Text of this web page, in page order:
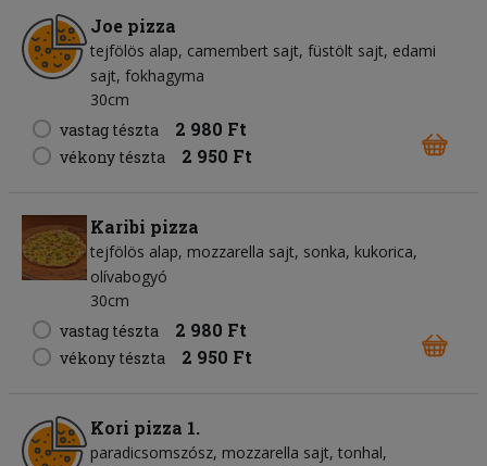
Joe pizza
tejfölös alap camembert sajt füstölt sajt edami
sajt fokhagyma
30cm
vastag tészta
2 980 Ft
vékony tészta 2 950 Ft
Karibi pizza
tejfölös alap mozzarella sajt sonka kukorica
olívabogyó
30cm
vastag tészta
2 980 Ft
vékony tészta 2 950 Ft
Kori pizza 1.
paradicsomszósz mozzarella sajt tonhal